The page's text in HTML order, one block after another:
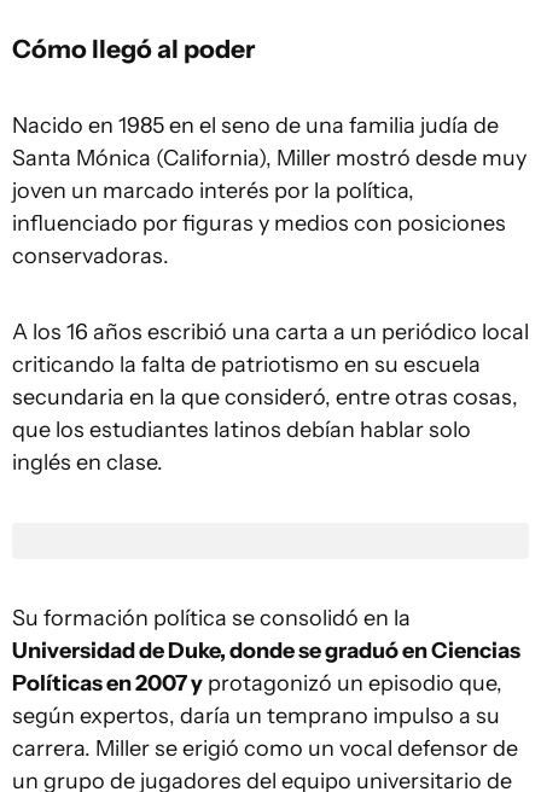
Cómo llegó al poder
Nacido en 1985 en el seno de una familia judía de
Santa Mónica (California), Miller mostró desde muy
joven un marcado interés por la política,
influenciado por figuras y medios con posiciones
conservadoras.
A los 16 años escribió una carta a un periódico local
criticando la falta de patriotismo en su escuela
secundaria en la que consideró, entre otras cosas,
que los estudiantes latinos debían hablar solo
inglés en clase.
Su formación política se consolidó en la
Universidad de Duke, donde se graduó en Ciencias
Políticas en 2007 y protagonizó un episodio que,
según expertos, daría un temprano impulso a su
carrera. Miller se erigió como un vocal defensor de
un grupo de jugadores del equipo universitario de